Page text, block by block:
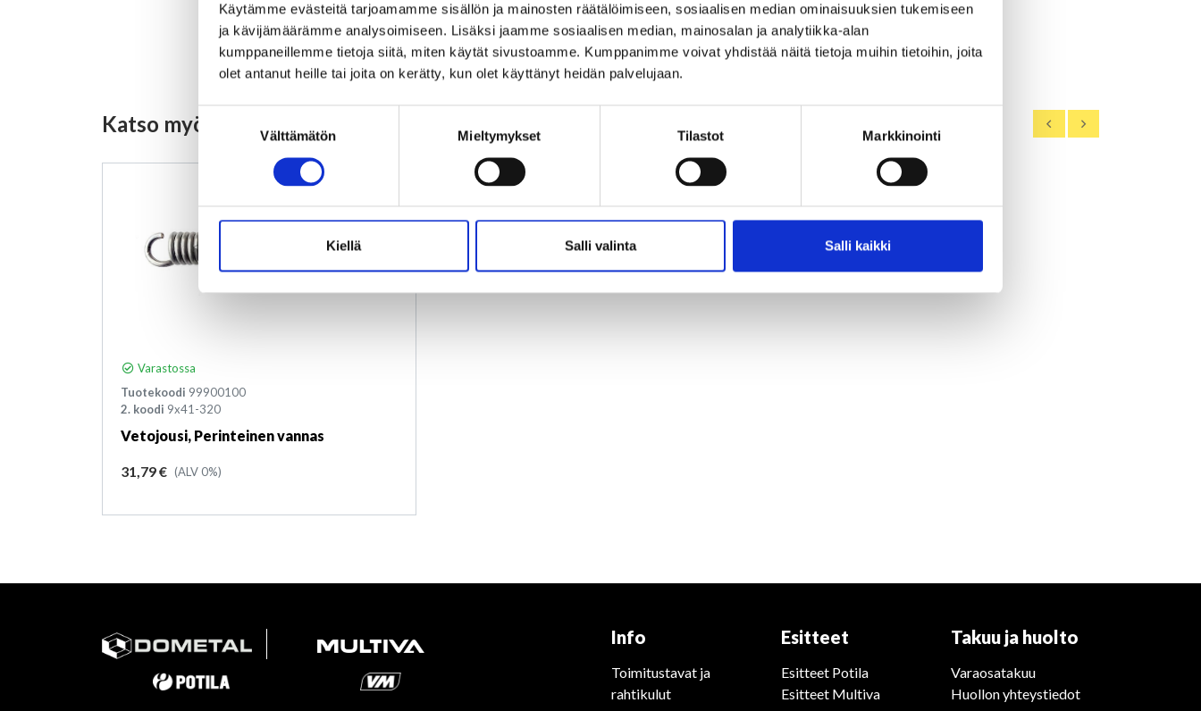
Käytämme evästeitä tarjoamamme sisällön ja mainosten räätälöimiseen, sosiaalisen median ominaisuuksien tukemiseen
ja kävijämäärämme analysoimiseen. Lisäksi jaamme sosiaalisen median, mainosalan ja analytiikka-alan
kumppaneillemme tietoja siitä, miten käytät sivustoamme. Kumppanimme voivat yhdistää näitä tietoja muihin tietoihin, joita
olet antanut heille tai joita on kerätty, kun olet käyttänyt heidän palvelujaan.
Suostumuksen
valinta
Välttämätön Mieltymykset Tilastot Markkinointi
Kiellä Salli valinta Salli kaikki
Kirjaudu sisään Rekisteröidy
Katso myös nämä
Varastossa
Tuotekoodi 99900100
2. koodi 9x41-320
Vetojousi, Perinteinen vannas
Hinta
31,79 € (ALV 0%)
Info
Toimitustavat ja
rahtikulut
Esitteet
Esitteet Potila
Esitteet Multiva
Takuu ja huolto
Varaosatakuu
Huollon yhteystiedot